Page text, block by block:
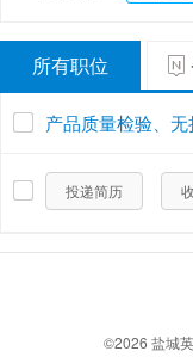
所有职位
产品质量检验、
投递简历
©2026 盐城